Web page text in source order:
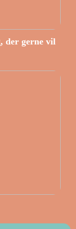
der gerne vil